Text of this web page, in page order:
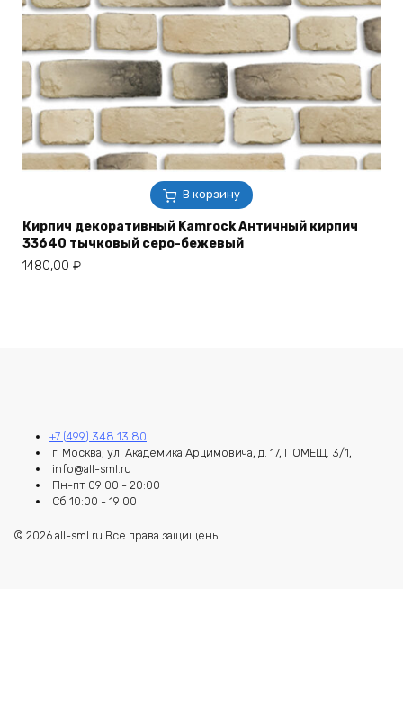
В корзину
Кирпич декоративный Kamrock Античный кирпич
33640 тычковый серо-бежевый
1480,00 ₽
+7 (499) 348 13 80
г. Москва, ул. Академика Арцимовича, д. 17, ПОМЕЩ. 3/1,
info@all-sml.ru
Пн-пт 09:00 - 20:00
Сб 10:00 - 19:00
© 2026 all-sml.ru Все права защищены.